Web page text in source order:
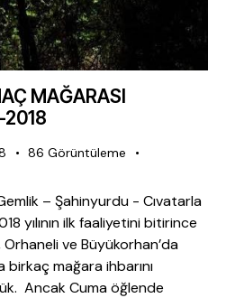
MAĞARASI
2018
86 Görüntüleme
– Şahinyurdu - Cıvatarla
yılının ilk faaliyetini bitirince
ve Büyükorhan’da
mağara ihbarını
Ancak Cuma öğlende